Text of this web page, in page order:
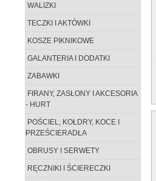
WALIZKI
TECZKI I AKTÓWKI
KOSZE PIKNIKOWE
GALANTERIA I DODATKI
ZABAWKI
FIRANY, ZASŁONY I AKCESORIA
- HURT
POŚCIEL, KOŁDRY, KOCE I
PRZEŚCIERADŁA
OBRUSY I SERWETY
RĘCZNIKI I ŚCIERECZKI